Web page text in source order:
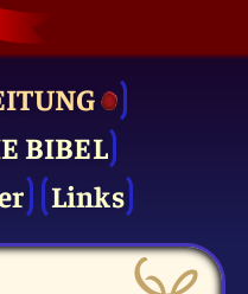
BIBEL
Links